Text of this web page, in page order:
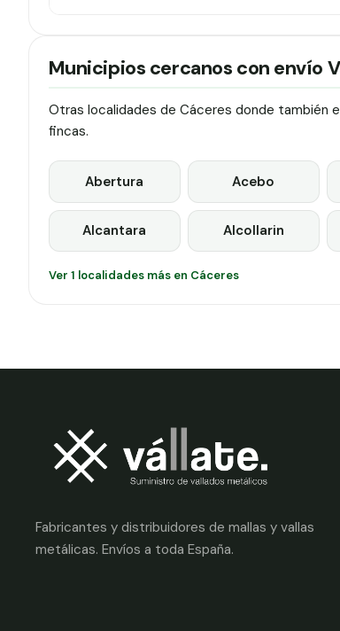
Municipios cercanos con envío
Otras localidades de Cáceres donde también
fincas.
Abertura Acebo
Alcantara Alcollarin
Ver 1 localidades más en Cáceres
Fabricantes y distribuidores de mallas y vallas
metálicas. Envíos a toda España.